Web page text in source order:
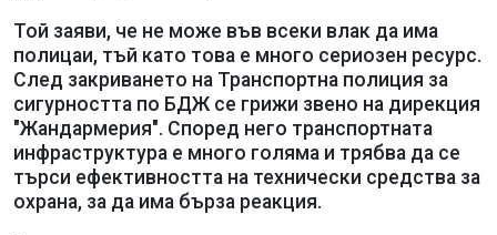
Той заяви, че не може във всеки влак да има
полицаи, тъй като това е много сериозен ресурс.
След закриването на Транспортна полиция за
сигурността по БДЖ се грижи звено на дирекция
"Жандармерия". Според него транспортната
инфраструктура е много голяма и трябва да се
търси ефективността на технически средства за
охрана, за да има бърза реакция.